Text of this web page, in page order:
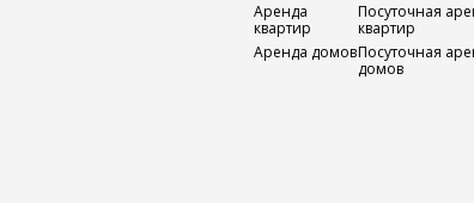
Аренда
квартир
Аренда домов
Посуточная
квартир
Посуточная
домов